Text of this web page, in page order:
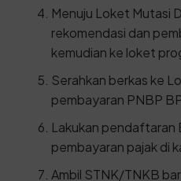
Menuju Loket Mutasi
rekomendasi dan
kemudian ke loket
Serahkan berkas ke
pembayaran PNBP
Lakukan pendaftaran
pembayaran pajak di
Ambil STNK/TNKB